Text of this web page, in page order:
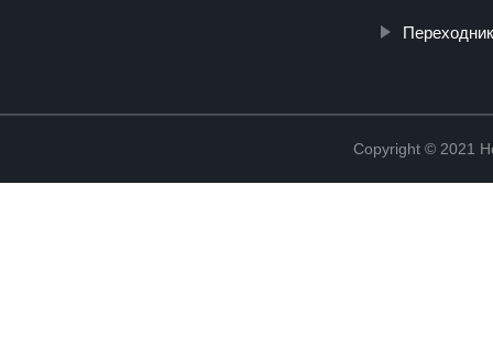
Copyright © 2021